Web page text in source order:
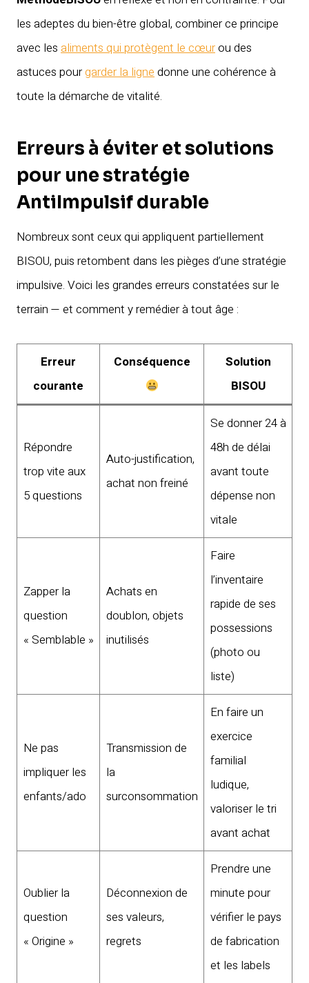
les adeptes du bien-être global, combiner ce principe
avec les aliments qui protègent le cœurou des
astuces pourgarder la lignedonne une cohérence à
toute la démarche de vitalité.
Erreurs à éviter et solutions
pour une stratégie
AntiImpulsif durable
Nombreux sont ceux qui appliquent partiellement
BISOU, puis retombent dans les pièges d’une stratégie
impulsive. Voici les grandes erreurs constatées sur le
terrain — et comment y remédier à tout âge :
Erreur
courante
Conséquence
Solution
BISOU
Répondre
trop vite aux
5 questions
Auto-justification,
achat non freiné
Se donner 24 à
48h de délai
avant toute
dépense non
vitale
Zapper la
question
« Semblable »
Achats en
doublon, objets
inutilisés
Faire
l’inventaire
rapide de ses
possessions
(photo ou
liste)
Ne pas
impliquer les
enfants/ado
Transmission de
la
surconsommation
En faire un
exercice
familial
ludique,
valoriser le tri
avant achat
Oublier la
question
« Origine »
Déconnexion de
ses valeurs,
regrets
Prendre une
minute pour
vérifier le pays
de fabrication
et les labels